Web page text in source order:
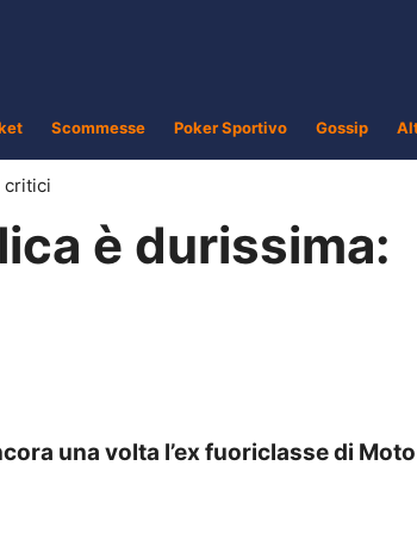
Scommesse Poker Sportivo Gossip
critici
è durissima:
una volta l’ex fuoriclasse di Moto